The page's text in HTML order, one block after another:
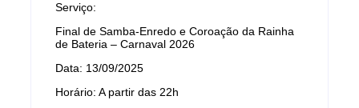
Serviço:
Final de Samba-Enredo e Coroação da Rainha
de Bateria – Carnaval 2026
Data: 13/09/2025
Horário: A partir das 22h